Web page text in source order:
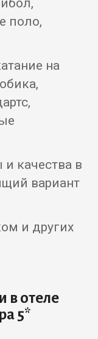
поло,
на
качества в
вариант
и других
в отеле
5*